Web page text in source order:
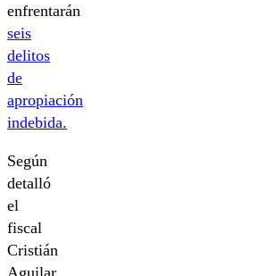
enfrentarán
seis
delitos
de
apropiación
indebida.
Según
detalló
el
fiscal
Cristián
Aguilar,